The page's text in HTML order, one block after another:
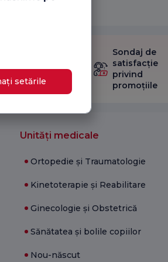
Unități medicale
Ortopedie și Traumatologie
Kinetoterapie și Reabilitare
Ginecologie și Obstetrică
Sănătatea și bolile copiilor
Nou-născut
Sondaj de
satisfacție
privind
promoțiile
setările